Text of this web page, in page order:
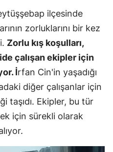
ilçesinde
zorluklarını bir kez
Zorlu kış koşulları,
çalışan ekipler için
İrfan Cin'in yaşadığı
diğer çalışanlar için
taşıdı. Ekipler, bu tür
için sürekli olarak